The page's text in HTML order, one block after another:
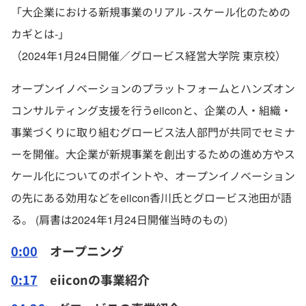
「大企業における新規事業のリアル -スケール化のための
カギとは-」
（2024年1月24日開催／グロービス経営大学院 東京校）
オープンイノベーションのプラットフォームとハンズオン
コンサルティング支援を行うeiiconと、企業の人・組織・
事業づくりに取り組むグロービス法人部門が共同でセミナ
ーを開催。大企業が新規事業を創出するための進め方やス
ケール化についてのポイントや、オープンイノベーション
の先にある効用などをeiicon香川氏とグロービス池田が語
る。 (肩書は2024年1月24日開催当時のもの)
0:00 オープニング
0:17 eiiconの事業紹介